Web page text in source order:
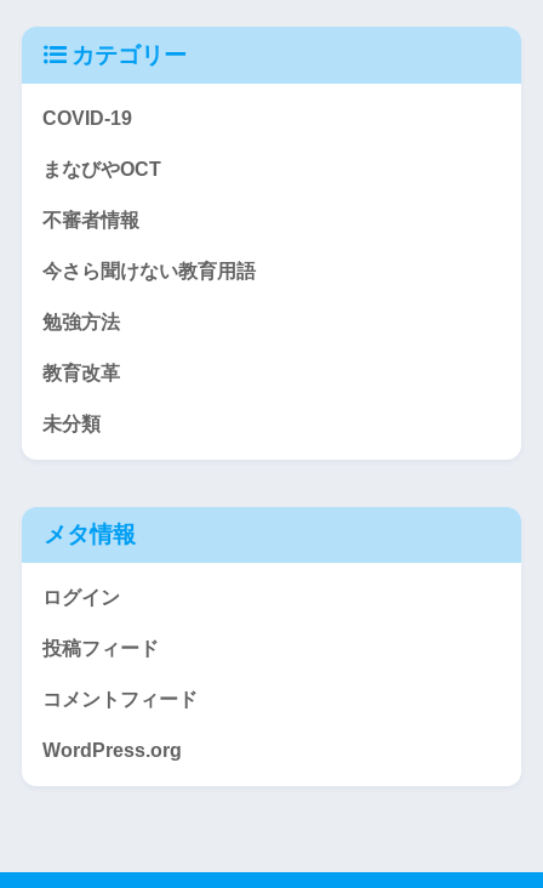
カテゴリー
COVID-19
まなびやOCT
不審者情報
今さら聞けない教育用語
勉強方法
教育改革
未分類
メタ情報
ログイン
投稿フィード
コメントフィード
WordPress.org